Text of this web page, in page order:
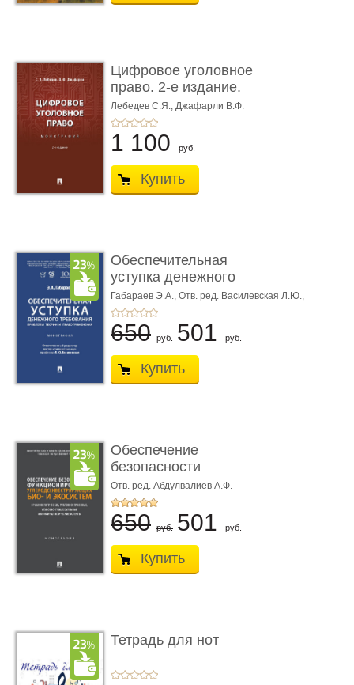
Цифровое уголовное
право. 2-е издание.
Монограф ...
Лебедев С.Я., Джафарли В.Ф.
1 100 руб.
Купить
Обеспечительная
уступка денежного
требования ...
Габараев Э.А., Отв. ред. Василевская Л.Ю.,
вступ. сл. Каретина М.Г.
650 руб. 501 руб.
Купить
Обеспечение
безопасности
функционирования уг
...
Отв. ред. Абдулвалиев А.Ф.
650 руб. 501 руб.
Купить
Тетрадь для нот